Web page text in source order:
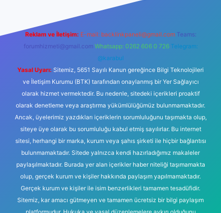
Reklam ve İletişim: E-mail: backlinkpaneli@gmail.com Teams:
forumhizmeti@gmail.com Whatsapp: 0262 606 0 726 Telegram:
@karabul
Yasal Uyarı: Sitemiz, 5651 Sayılı Kanun gereğince Bilgi Teknolojileri
ve İletişim Kurumu (BTK) tarafından onaylanmış bir Yer Sağlayıcı
olarak hizmet vermektedir. Bu nedenle, sitedeki içerikleri proaktif
olarak denetleme veya araştırma yükümlülüğümüz bulunmamaktadır.
Ancak, üyelerimiz yazdıkları içeriklerin sorumluluğunu taşımakta olup,
siteye üye olarak bu sorumluluğu kabul etmiş sayılırlar. Bu internet
sitesi, herhangi bir marka, kurum veya şahıs şirketi ile hiçbir bağlantısı
bulunmamaktadır. Sitede yalnızca kendi hazırladığımız makaleler
paylaşılmaktadır. Burada yer alan içerikler haber niteliği taşımamakta
olup, gerçek kurum ve kişiler hakkında paylaşım yapılmamaktadır.
Gerçek kurum ve kişiler ile isim benzerlikleri tamamen tesadüfidir.
Sitemiz, kar amacı gütmeyen ve tamamen ücretsiz bir bilgi paylaşım